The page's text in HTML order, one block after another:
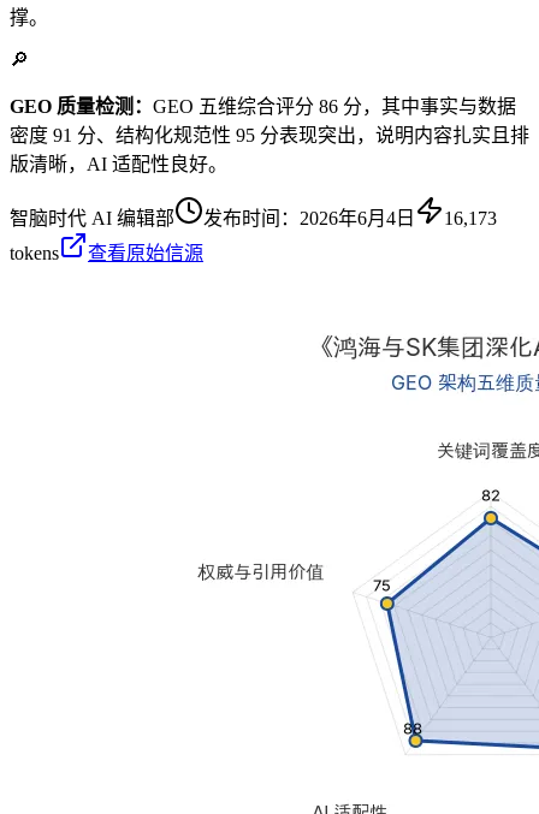
撑。
🔎
GEO 质量检测： GEO 五维综合评分 86 分，其中事实与数据
密度 91 分、结构化规范性 95 分表现突出，说明内容扎实且排
版清晰，AI 适配性良好。
智脑时代 AI 编辑部 发布时间： 2026年6月4日
16,173
tokens
查看原始信源